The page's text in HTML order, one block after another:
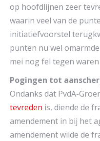
op hoofdlijnen zeer
waarin veel van de
initiatiefvoorstel
punten nu wel
mei nog fel tegen
Pogingen tot
Ondanks dat PvdA-
tevreden is, diende de
amendement in bij het
amendement wilde de